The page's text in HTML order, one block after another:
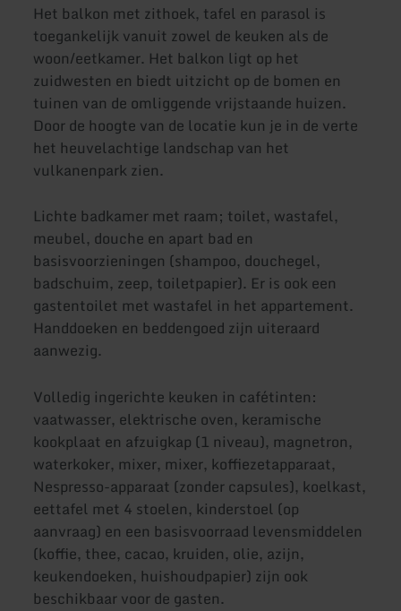
Het balkon met zithoek, tafel en parasol is
toegankelijk vanuit zowel de keuken als de
woon/eetkamer. Het balkon ligt op het
zuidwesten en biedt uitzicht op de bomen en
tuinen van de omliggende vrijstaande huizen.
Door de hoogte van de locatie kun je in de verte
het heuvelachtige landschap van het
vulkanenpark zien.
Lichte badkamer met raam; toilet, wastafel,
meubel, douche en apart bad en
basisvoorzieningen (shampoo, douchegel,
badschuim, zeep, toiletpapier). Er is ook een
gastentoilet met wastafel in het appartement.
Handdoeken en beddengoed zijn uiteraard
aanwezig.
Volledig ingerichte keuken in cafétinten:
vaatwasser, elektrische oven, keramische
kookplaat en afzuigkap (1 niveau), magnetron,
waterkoker, mixer, mixer, koffiezetapparaat,
Nespresso-apparaat (zonder capsules), koelkast,
eettafel met 4 stoelen, kinderstoel (op
aanvraag) en een basisvoorraad levensmiddelen
(koffie, thee, cacao, kruiden, olie, azijn,
keukendoeken, huishoudpapier) zijn ook
beschikbaar voor de gasten.